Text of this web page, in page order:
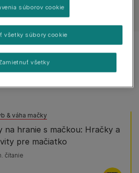
všetky články o mačkách
& váha mačky
na hranie s mačkou: Hračky a
pre mačiatko
čítanie
súborov cookie
všetky
všetky súbory cookie